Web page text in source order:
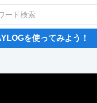
を使ってみよう！